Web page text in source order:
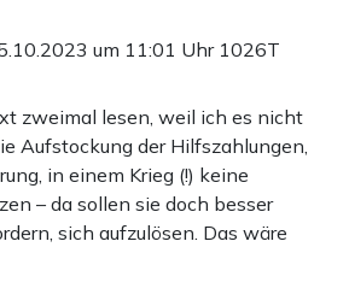
um 11:01 Uhr 1026T
zweimal lesen, weil ich es nicht
Aufstockung der Hilfszahlungen,
in einem Krieg (!) keine
– da sollen sie doch besser
sich aufzulösen. Das wäre